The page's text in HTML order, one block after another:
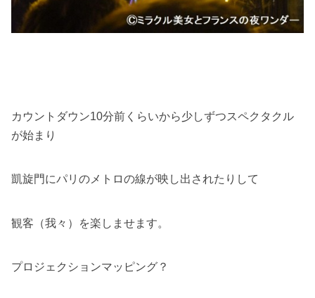
カウントダウン10分前くらいから少しずつスペクタクル
が始まり
凱旋門にパリのメトロの線が映し出されたりして
観客（我々）を楽しませます。
プロジェクションマッピング？